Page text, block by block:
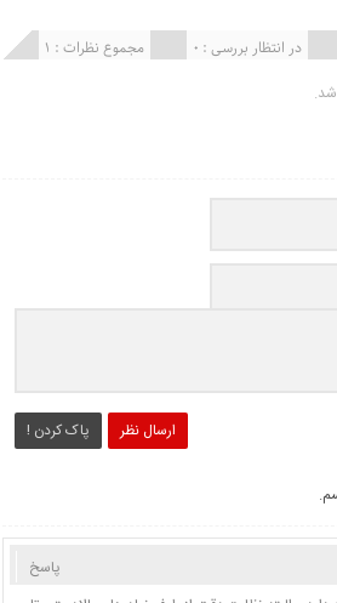
مجموع نظرات : 1 در انتظار بررسی : 0
ارسال نظر پاک کردن !
پاسخ